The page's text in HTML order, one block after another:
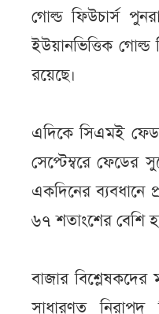
গোল্ড ফিউচার্স
ইউয়ানভিত্তিক
রয়েছে।
এদিকে সিএমই
সেপ্টেম্বরে ফেডের
একদিনের ব্যবধানে
৬৭ শতাংশের বেশি
বাজার
সাধারণত নিরাপদ